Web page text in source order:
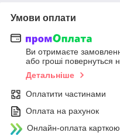
Умови оплати
Ви отримаєте
або гроші повернуться
Детальніше
Оплатити частинами
Оплата на рахунок
Онлайн-оплата